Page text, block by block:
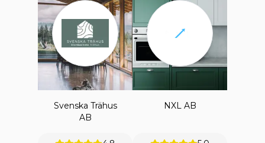
Svenska Trähus
AB
NXL AB